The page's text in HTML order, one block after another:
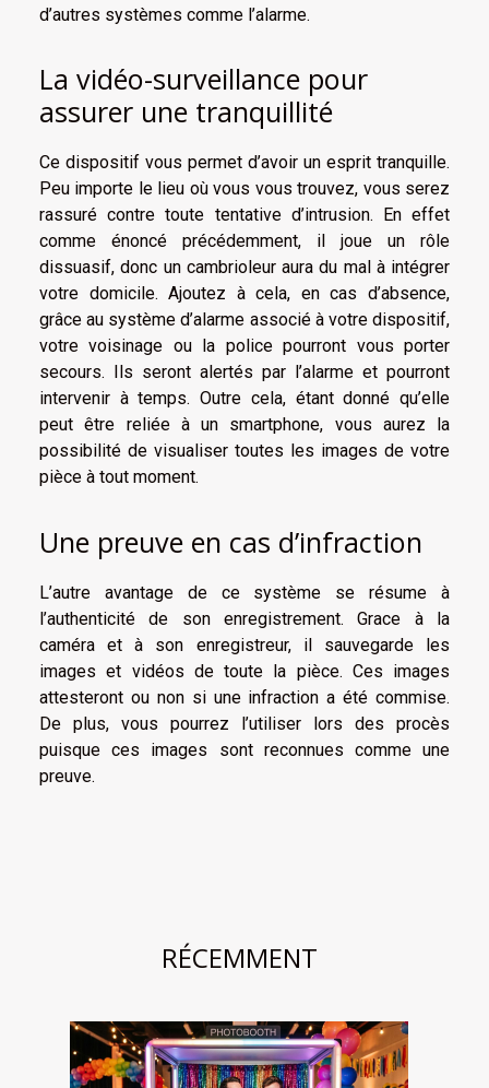
d’autres systèmes comme l’alarme.
La vidéo-surveillance pour
assurer une tranquillité
Ce dispositif vous permet d’avoir un esprit tranquille.
Peu importe le lieu où vous vous trouvez, vous serez
rassuré contre toute tentative d’intrusion. En effet
comme énoncé précédemment, il joue un rôle
dissuasif, donc un cambrioleur aura du mal à intégrer
votre domicile. Ajoutez à cela, en cas d’absence,
grâce au système d’alarme associé à votre dispositif,
votre voisinage ou la police pourront vous porter
secours. Ils seront alertés par l’alarme et pourront
intervenir à temps. Outre cela, étant donné qu’elle
peut être reliée à un smartphone, vous aurez la
possibilité de visualiser toutes les images de votre
pièce à tout moment.
Une preuve en cas d’infraction
L’autre avantage de ce système se résume à
l’authenticité de son enregistrement. Grace à la
caméra et à son enregistreur, il sauvegarde les
images et vidéos de toute la pièce. Ces images
attesteront ou non si une infraction a été commise.
De plus, vous pourrez l’utiliser lors des procès
puisque ces images sont reconnues comme une
preuve.
RÉCEMMENT